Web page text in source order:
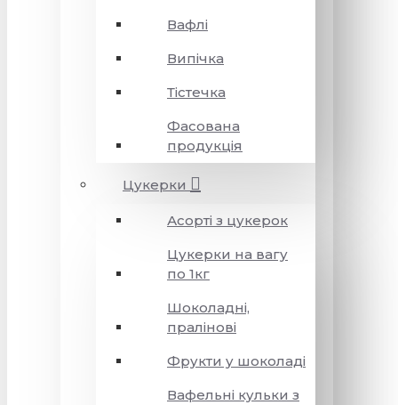
Вафлі
Випічка
Тістечка
Фасована
продукція
Цукерки
Асорті з цукерок
Цукерки на вагу
по 1кг
Шоколадні,
пралінові
Фрукти у шоколаді
Вафельні кульки з